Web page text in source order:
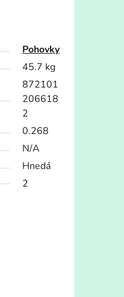
Pohovky
45.7 kg
872101
206618
2
0.268
N/A
Hnedá
2